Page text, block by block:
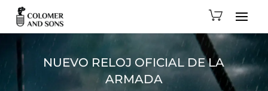
NUEVO RELOJ OFICIAL DE LA
ARMADA